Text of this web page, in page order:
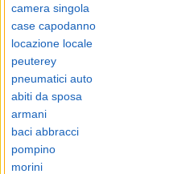
camera singola
case capodanno
locazione locale
peuterey
pneumatici auto
abiti da sposa
armani
baci abbracci
pompino
morini